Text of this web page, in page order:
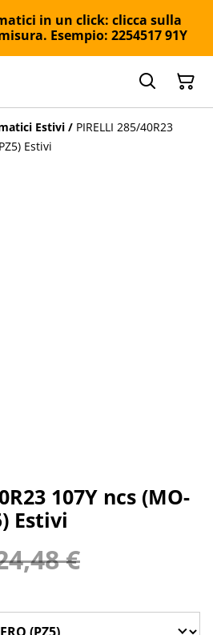
in un click: clicca sulla
Esempio: 2254517 91Y
Estivi / PIRELLI 285/40R23
Estivi
107Y ncs (MO-
Estivi
€